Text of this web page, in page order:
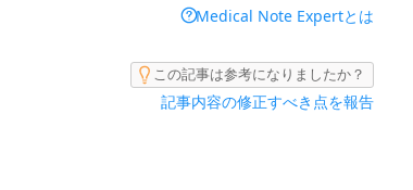
Medical Note Expertとは
この記事は参考になりましたか？
記事内容の修正すべき点を報告